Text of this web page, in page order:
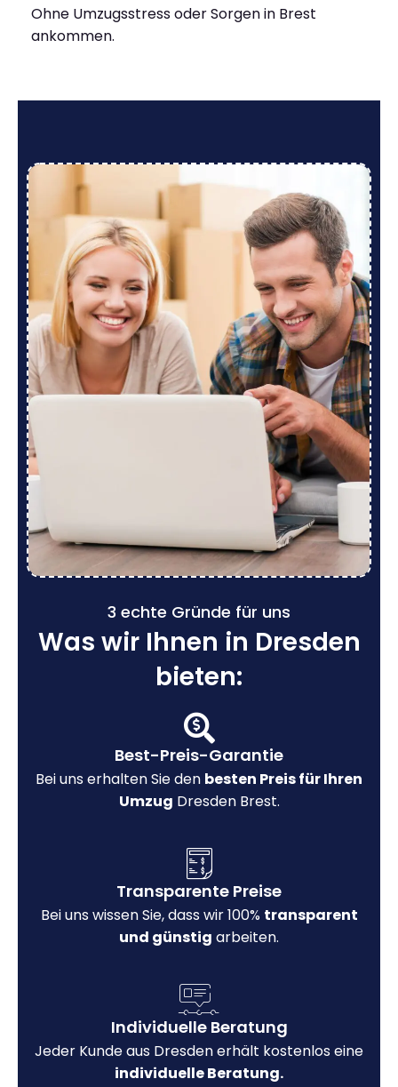
Ohne Umzugsstress oder Sorgen in Brest
ankommen.
3 echte Gründe für uns
Was wir Ihnen in Dresden
bieten:
Best-Preis-Garantie
Bei uns erhalten Sie den besten Preis für Ihren
Umzug Dresden Brest.
Transparente Preise
Bei uns wissen Sie, dass wir 100% transparent
und günstig arbeiten.
Individuelle Beratung
Jeder Kunde aus Dresden erhält kostenlos eine
individuelle Beratung.